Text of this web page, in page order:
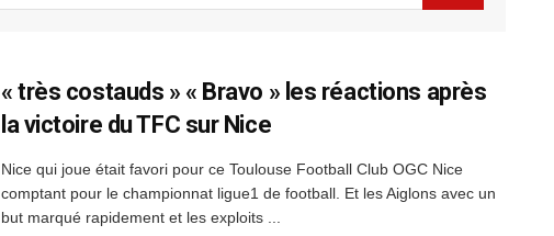
« très costauds » « Bravo » les réactions après
la victoire du TFC sur Nice
Nice qui joue était favori pour ce Toulouse Football Club OGC Nice
comptant pour le championnat ligue1 de football. Et les Aiglons avec un
but marqué rapidement et les exploits ...